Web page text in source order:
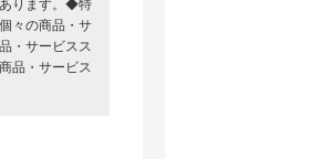
ります。◆特
々の商品・サ
・サービスス
品・サービス